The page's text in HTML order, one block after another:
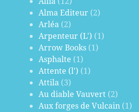
Alma Editeur (2)
Arléa (2)
Arpenteur (L') (1)
Arrow Books (1)
Asphalte (1)
Attente (l') (1)
Attila (3)
Au diable Vauvert (2)
Aux forges de Vulcain (1)